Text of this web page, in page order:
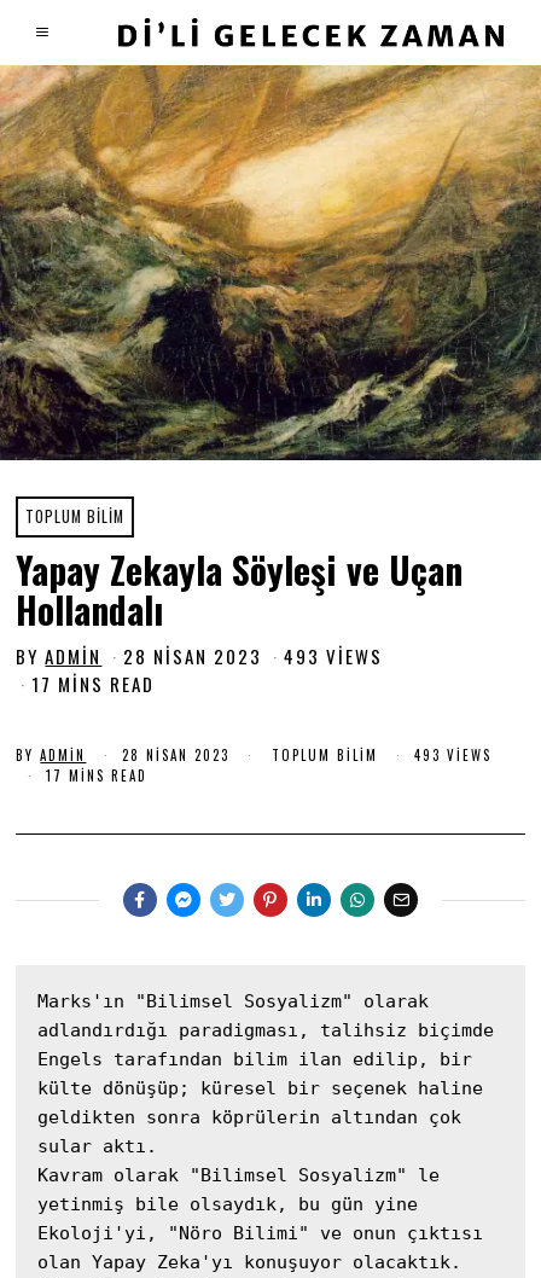
TOPLUM BILIM
Yapay Zekayla Söyleşi ve Uçan
Hollandalı
BYADMIN 28 NISAN 2023 2
S
2
2
3
493 VIEWS
17 MINS READ
BYADMIN 28 NISAN 2023
2
0
2
TOPLUM BILIM
493 VIEWS
17 MINS READ
Marks'ın "Bilimsel Sosyalizm" olarak
adlandırdığı paradigması, talihsiz biçimde
Engels tarafından bilim ilan edilip, bir
külte dönüşüp; küresel bir seçenek haline
geldikten sonra köprülerin altından çok
sular aktı.
Kavram olarak "Bilimsel Sosyalizm" le
yetinmiş bile olsaydık, bu gün yine
Ekoloji'yi, "Nöro Bilimi" ve onun çıktısı
olan Yapay Zeka'yı konuşuyor olacaktık.